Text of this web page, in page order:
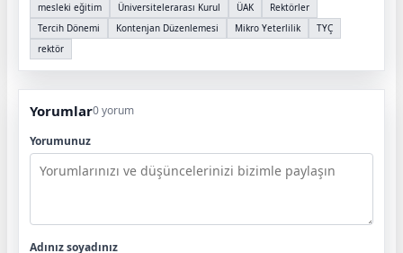
mesleki eğitim
Üniversitelerarası Kurul ÜAK
Rektörler
Tercih Dönemi
Kontenjan Düzenlemesi Mikro Yeterlilik
TYÇ
rektör
Yorumlar0 yorum
Yorumunuz
Adınız soyadınız